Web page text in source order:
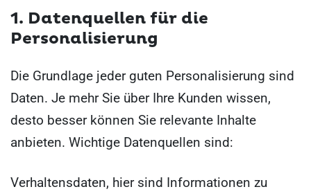
1. Datenquellen für die
Personalisierung
Die Grundlage jeder guten Personalisierung sind
Daten. Je mehr Sie über Ihre Kunden wissen,
desto besser können Sie relevante Inhalte
anbieten. Wichtige Datenquellen sind:
Verhaltensdaten, hier sind Informationen zu